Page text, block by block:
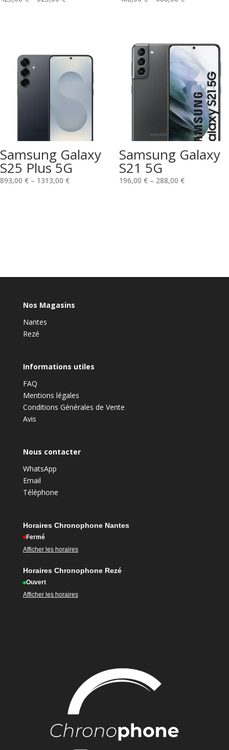
Samsung Galaxy
S25 Plus 5G
893,00 € – 1313,00 €
Samsung Galaxy
S21 5G
196,00 €– 288,00 €
Nos Magasins
Nantes
Rezé
Informations utiles
FAQ
Mentions légales
Conditions Générales de Vente
Avis
Nous contacter
WhatsApp
Email
Téléphone
Horaires Chronophone Nantes
Fermé
Afficher les horaires
Horaires Chronophone Rezé
Ouvert
Afficher les horaires